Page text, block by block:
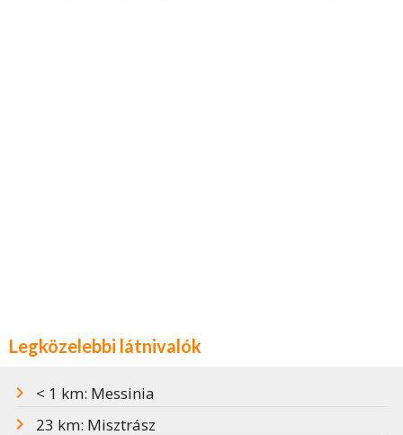
Legközelebbi látnivalók
< 1 km: Messinia
23 km: Misztrász